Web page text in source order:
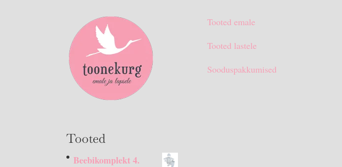
Tooted
Beebikomplekt 4.
Tooted emale
Tooted lastele
Sooduspakkumised